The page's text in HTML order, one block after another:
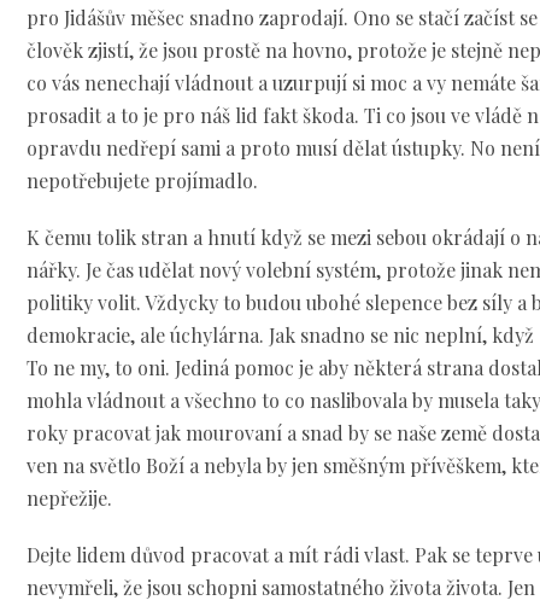
pro Jidášův měšec snadno zaprodají. Ono se stačí začíst
člověk zjistí, že jsou prostě na hovno, protože je stejně
co vás nenechají vládnout a uzurpují si moc a vy nemáte
prosadit a to je pro náš lid fakt škoda. Ti co jsou ve vládě
opravdu nedřepí sami a proto musí dělat ústupky. No
nepotřebujete projímadlo.
K čemu tolik stran a hnutí když se mezi sebou okrádají o
nářky. Je čas udělat nový volební systém, protože jinak
politiky volit. Vždycky to budou ubohé slepence bez síly a
demokracie, ale úchylárna. Jak snadno se nic neplní,
To ne my, to oni. Jediná pomoc je aby některá strana
mohla vládnout a všechno to co naslibovala by musela
roky pracovat jak mourovaní a snad by se naše země
ven na světlo Boží a nebyla by jen směšným přívěškem,
nepřežije.
Dejte lidem důvod pracovat a mít rádi vlast. Pak se teprve
nevymřeli, že jsou schopni samostatného života života.